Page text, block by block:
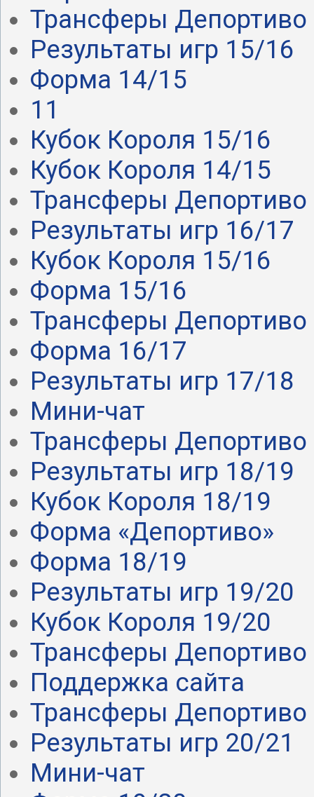
Трансферы Депортиво
Результаты игр 15/16
Форма 14/15
11
Кубок Короля 15/16
Кубок Короля 14/15
Трансферы Депортиво
Результаты игр 16/17
Кубок Короля 15/16
Форма 15/16
Трансферы Депортиво
Форма 16/17
Результаты игр 17/18
Мини-чат
Трансферы Депортиво
Результаты игр 18/19
Кубок Короля 18/19
Форма «Депортиво»
Форма 18/19
Результаты игр 19/20
Кубок Короля 19/20
Трансферы Депортиво
Поддержка сайта
Трансферы Депортиво
Результаты игр 20/21
Мини-чат